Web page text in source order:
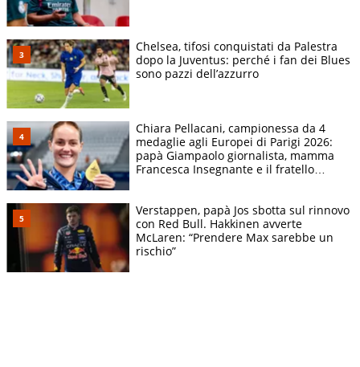
Chelsea, tifosi conquistati da Palestra
dopo la Juventus: perché i fan dei Blues
sono pazzi dell’azzurro
Chiara Pellacani, campionessa da 4
medaglie agli Europei di Parigi 2026:
papà Giampaolo giornalista, mamma
Francesca Insegnante e il fratello
Verstappen, papà Jos sbotta sul rinnovo
con Red Bull. Hakkinen avverte
McLaren: “Prendere Max sarebbe un
rischio”